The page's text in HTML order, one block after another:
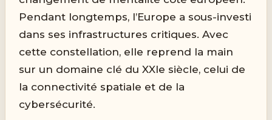
Pendant longtemps, l’Europe a sous-investi
dans ses infrastructures critiques. Avec
cette constellation, elle reprend la main
sur un domaine clé du XXIe siècle, celui de
la connectivité spatiale et de la
cybersécurité.